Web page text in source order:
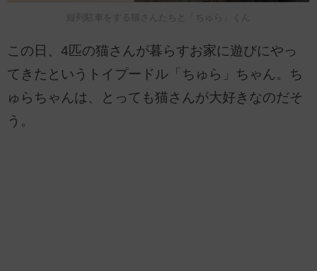
縦列駐車をする猫さんたちと「ちゅら」くん
この日、4匹の猫さんが暮らすお家に遊びにやっ
てきたというトイプードル「ちゅら」ちゃん。ち
ゅらちゃんは、とっても猫さんが大好きなのだそ
う。